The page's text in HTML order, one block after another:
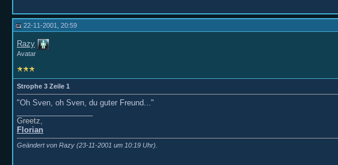
22-11-2001, 20:59
Razy
Avatar
Strophe 3 Zeile 1
"Oh Sven, oh Sven, du guter Freund..."
Greetz,
Florian
Geändert von Razy (23-11-2001 um 10:19 Uhr).